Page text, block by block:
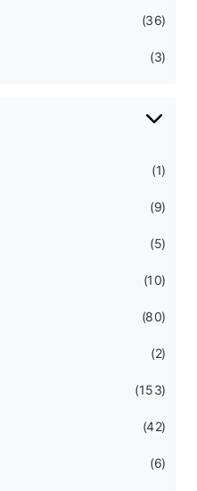
36
3
1
9
5
10
80
2
153
42
6